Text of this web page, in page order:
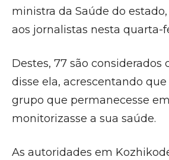
ministra da Saúde do
aos jornalistas nesta quarta-
Destes, 77 são considerados
disse ela, acrescentando
grupo que permanecesse
monitorizasse a sua saúde.
As autoridades em